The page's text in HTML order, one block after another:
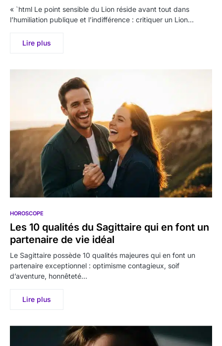
« `html Le point sensible du Lion réside avant tout dans
l’humiliation publique et l’indifférence : critiquer un Lion…
Lire plus
HOROSCOPE
Les 10 qualités du Sagittaire qui en font un
partenaire de vie idéal
Le Sagittaire possède 10 qualités majeures qui en font un
partenaire exceptionnel : optimisme contagieux, soif
d’aventure, honnêteté…
Lire plus